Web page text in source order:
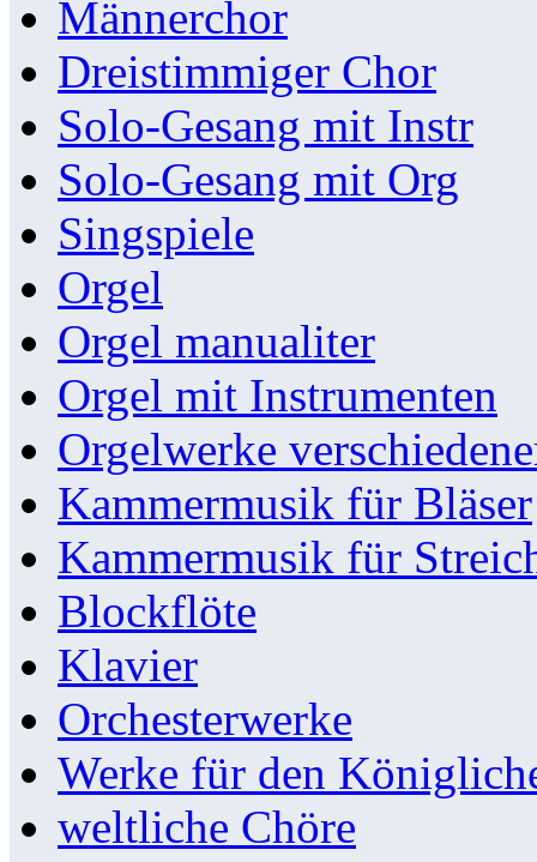
Männerchor
Dreistimmiger Chor
Solo-Gesang mit Instr
Solo-Gesang mit Org
Singspiele
Orgel
Orgel manualiter
Orgel mit Instrumenten
Orgelwerke
Kammermusik für Bläser
Kammermusik für
Blockflöte
Klavier
Orchesterwerke
Werke für den
weltliche Chöre